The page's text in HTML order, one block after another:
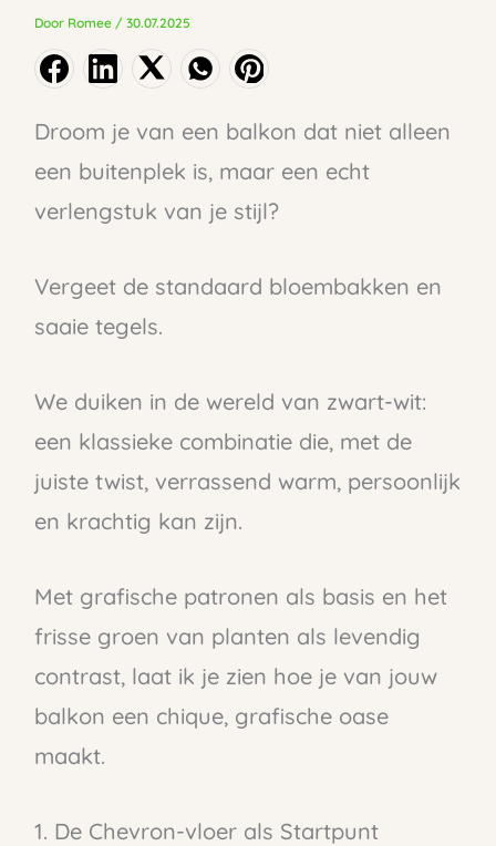
Door Romee / 30.07.2025
Droom je van een balkon dat niet alleen
een buitenplek is, maar een echt
verlengstuk van je stijl?
Vergeet de standaard bloembakken en
saaie tegels.
We duiken in de wereld van zwart-wit:
een klassieke combinatie die, met de
juiste twist, verrassend warm, persoonlijk
en krachtig kan zijn.
Met grafische patronen als basis en het
frisse groen van planten als levendig
contrast, laat ik je zien hoe je van jouw
balkon een chique, grafische oase
maakt.
1. De Chevron-vloer als Startpunt